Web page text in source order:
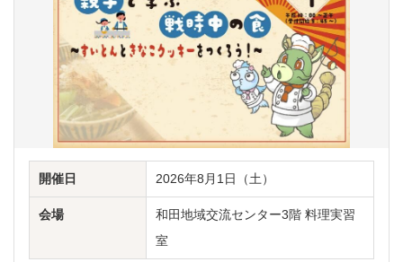
開催日 2026年8月1日（土）
会場
和田地域交流センター3階 料理実習
室